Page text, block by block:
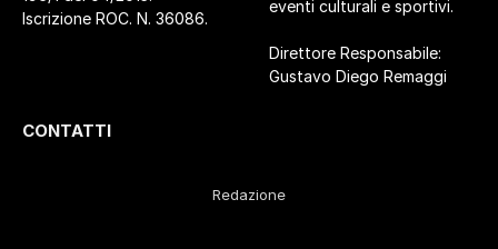
Iscrizione ROC. N. 36086.
eventi culturali e sportivi.
Direttore Responsabile:
Gustavo Diego Remaggi
CONTATTI
Redazione